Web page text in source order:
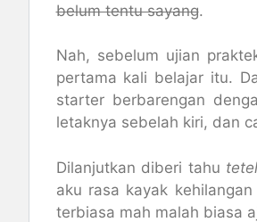
belum tentu sayang.
Nah, sebelum ujian
pertama kali belajar itu.
starter berbarengan
letaknya sebelah kiri, dan
Dilanjutkan diberi tahu
aku rasa kayak
terbiasa mah malah biasa